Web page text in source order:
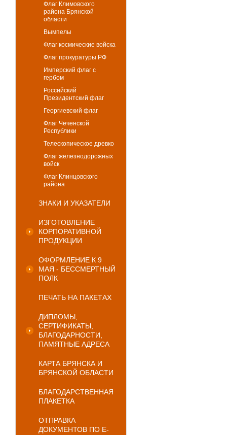
Флаг Климовского
района Брянской
области
Вымпелы
Флаг космические войска
Флаг прокуратуры РФ
Имперский флаг с
гербом
Российский
Президентский флаг
Георгиевский флаг
Флаг Чеченской
Республики
Телескопическое древко
Флаг железнодорожных
войск
Флаг Клинцовского
района
ЗНАКИ И УКАЗАТЕЛИ
ИЗГОТОВЛЕНИЕ
КОРПОРАТИВНОЙ
ПРОДУКЦИИ
ОФОРМЛЕНИЕ К 9
МАЯ - БЕССМЕРТНЫЙ
ПОЛК
ПЕЧАТЬ НА ПАКЕТАХ
ДИПЛОМЫ,
СЕРТИФИКАТЫ,
БЛАГОДАРНОСТИ,
ПАМЯТНЫЕ АДРЕСА
КАРТА БРЯНСКА И
БРЯНСКОЙ ОБЛАСТИ
БЛАГОДАРСТВЕННАЯ
ПЛАКЕТКА
ОТПРАВКА
ДОКУМЕНТОВ ПО E-